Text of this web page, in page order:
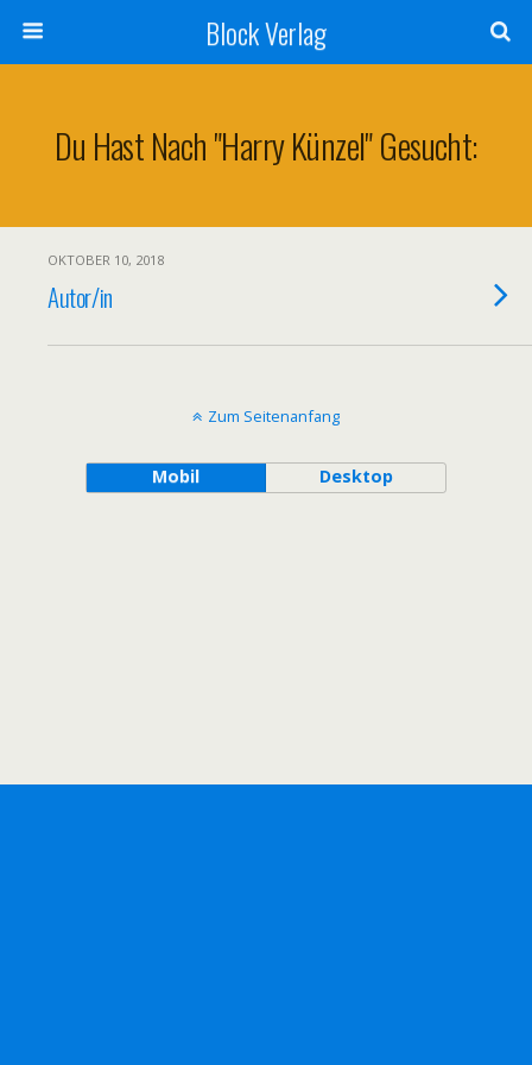
Block Verlag
Du Hast Nach "Harry Künzel" Gesucht:
OKTOBER 10, 2018
Autor/in
Zum Seitenanfang
Mobil Desktop